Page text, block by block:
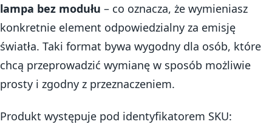
lampa bez modułu – co oznacza, że wymieniasz
konkretnie element odpowiedzialny za emisję
światła. Taki format bywa wygodny dla osób, które
chcą przeprowadzić wymianę w sposób możliwie
prosty i zgodny z przeznaczeniem.
Produkt występuje pod identyfikatorem SKU: